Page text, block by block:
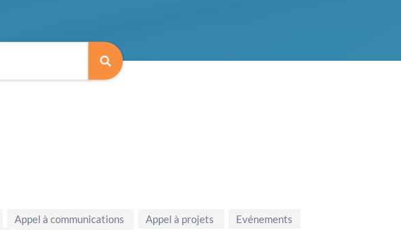
Appel à communications Appel à projets
Evénements